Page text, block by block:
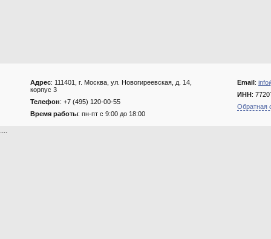
Адрес: 111401, г. Москва, ул. Новогиреевская, д. 14,
корпус 3
Телефон: +7 (495) 120-00-55
Время работы: пн-пт с 9:00 до 18:00
Email:
ИНН:
Обратная
....